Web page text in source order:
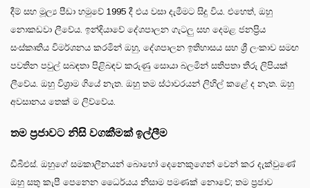
දීම් සහ මූල්‍ය පීඩා හමුවේ 1995 දී එය වසා දැමීමට සිදු විය. එහෙත්, ඔහු
නොකඩවා ලීවේය. ඉන්දියාවේ දේශපාලන ගැටලු සහ දෙමළ ජනප්‍රිය
සංස්කෘතිය විමර්ශනය කරමින් ඔහු, දේශපාලන ඉතිහාසය සහ ශ්‍රී ලංකාව සමඟ
පවතින පවුල් සබඳතා පිළිබඳව කරුණු සොයා බලමින් සතිපතා තීරු ලිපියක්
ලීවේය. ඔහු විශ්‍රාම ගියේ නැත. ඔහු තම ස්ථාවරයන් ලිහිල් කළේ ද නැත. ඔහු
අවසානය තෙක් ම ලිව්වේය.
තම ප්‍රජාවට නිසි වගකීමක් ඉල්ලීම
ඩීබීඑස්. ඔහුගේ සමකාලීනයන් බොහෝ දෙනෙකුගෙන් වෙන් කර දැක්වුණේ
ඔහු සතු කැපී පෙනෙන ධෛර්යය නිසාම පමණක් නොවේ; තම ප්‍රජාව